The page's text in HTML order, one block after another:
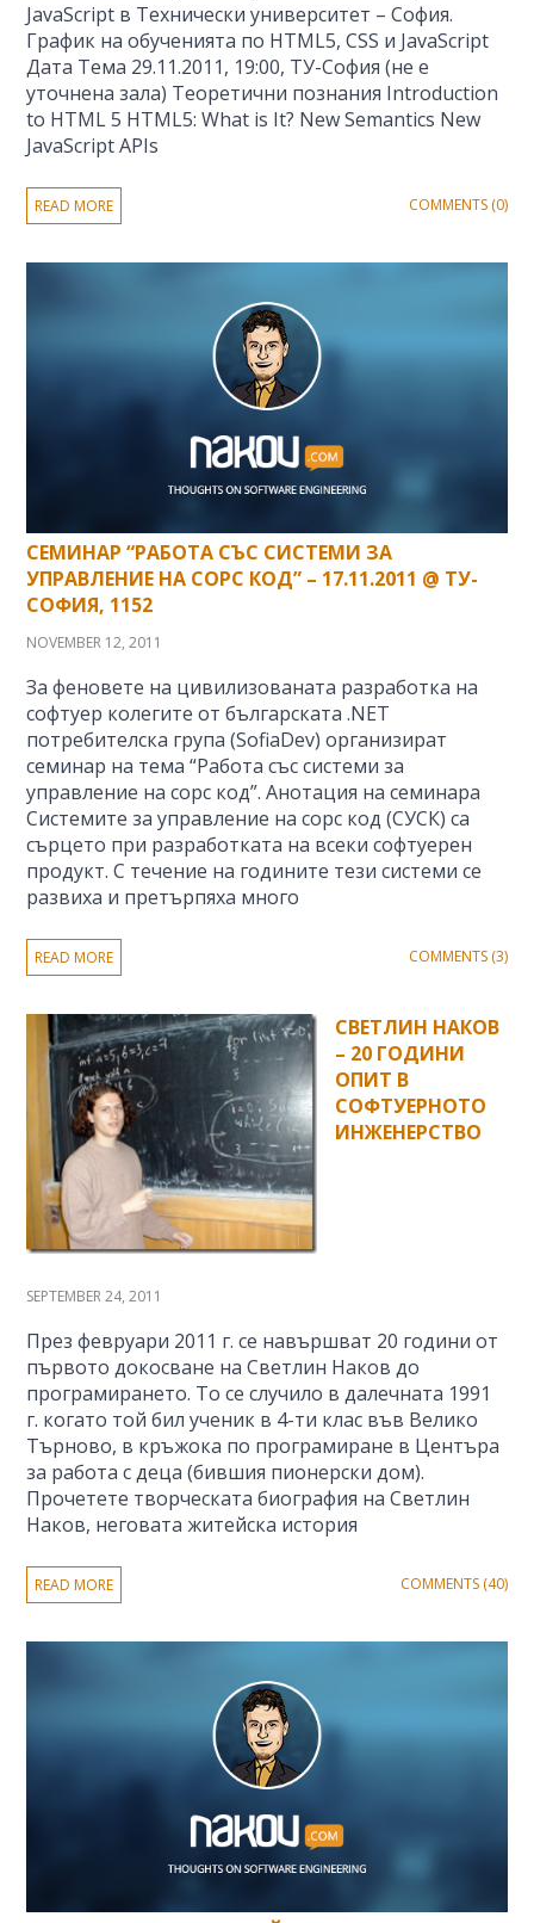
JavaScript в Технически университет – София.
График на обученията по HTML5, CSS и JavaScript
Дата Тема 29.11.2011, 19:00, ТУ-София (не е
уточнена зала) Теоретични познания Introduction
to HTML 5 HTML5: What is It? New Semantics New
JavaScript APIs
READ MORE COMMENTS (0)
СЕМИНАР “РАБОТА СЪС СИСТЕМИ ЗА
УПРАВЛЕНИЕ НА СОРС КОД” – 17.11.2011 @ ТУ-
СОФИЯ, 1152
NOVEMBER 12, 2011
За феновете на цивилизованата разработка на
софтуер колегите от българската .NET
потребителска група (SofiaDev) организират
семинар на тема “Работа със системи за
управление на сорс код”. Анотация на семинара
Системите за управление на сорс код (СУСК) са
сърцето при разработката на всеки софтуерен
продукт. С течение на годините тези системи се
развиха и претърпяха много
READ MORE COMMENTS (3)
СВЕТЛИН НАКОВ
– 20 ГОДИНИ
ОПИТ В
СОФТУЕРНОТО
ИНЖЕНЕРСТВО
SEPTEMBER 24, 2011
През февруари 2011 г. се навършват 20 години от
първото докосване на Светлин Наков до
програмирането. То се случило в далечната 1991
г. когато той бил ученик в 4-ти клас във Велико
Търново, в кръжока по програмиране в Центъра
за работа с деца (бившия пионерски дом).
Прочетете творческата биография на Светлин
Наков, неговата житейска история
READ MORE COMMENTS (40)